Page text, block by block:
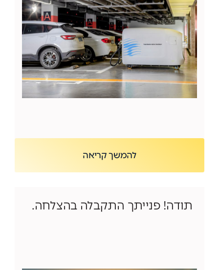
להמשך קריאה
תודה! פנייתך התקבלה בהצלחה.